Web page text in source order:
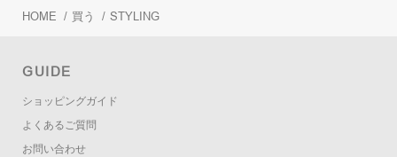
HOME / 買う / STYLING
GUIDE
ショッピングガイド
よくあるご質問
お問い合わせ